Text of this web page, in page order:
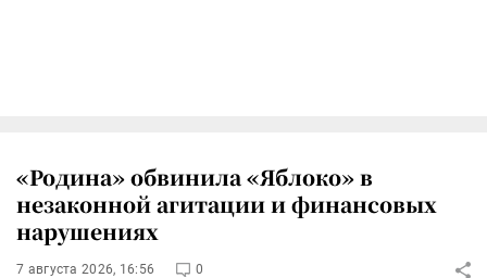
«Родина» обвинила «Яблоко» в
незаконной агитации и финансовых
нарушениях
7 августа 2026, 16:56 0